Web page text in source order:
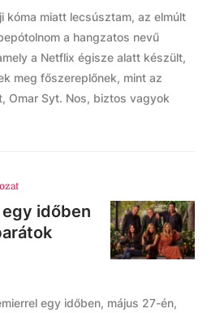
kóma miatt lecsúsztam, az elmúlt
a hangzatos nevű
a Netflix égisze alatt készült,
meg főszereplőnek, mint az
Omar Syt. Nos, biztos vagyok
időben
egy időben, május 27-én,